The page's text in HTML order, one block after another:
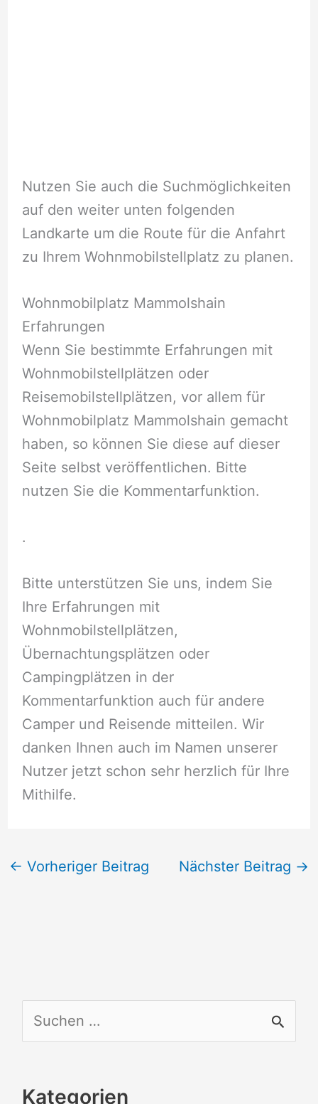
Nutzen Sie auch die Suchmöglichkeiten
auf den weiter unten folgenden
Landkarte um die Route für die Anfahrt
zu Ihrem Wohnmobilstellplatz zu planen.
Wohnmobilplatz Mammolshain
Erfahrungen
Wenn Sie bestimmte Erfahrungen mit
Wohnmobilstellplätzen oder
Reisemobilstellplätzen, vor allem für
Wohnmobilplatz Mammolshain gemacht
haben, so können Sie diese auf dieser
Seite selbst veröffentlichen. Bitte
nutzen Sie die Kommentarfunktion.
.
Bitte unterstützen Sie uns, indem Sie
Ihre Erfahrungen mit
Wohnmobilstellplätzen,
Übernachtungsplätzen oder
Campingplätzen in der
Kommentarfunktion auch für andere
Camper und Reisende mitteilen. Wir
danken Ihnen auch im Namen unserer
Nutzer jetzt schon sehr herzlich für Ihre
Mithilfe.
← Vorheriger Beitrag Nächster Beitrag →
u
h
Kategorien